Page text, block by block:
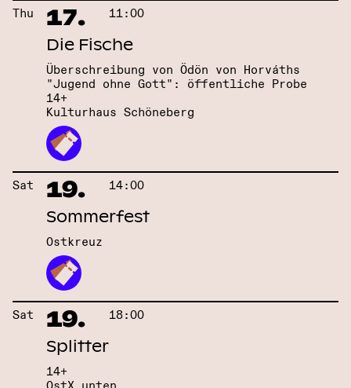
Thu 17. 11:00
Die Fische
Überschreibung von Ödön von Horváths
"Jugend ohne Gott": öffentliche Probe
14+
Kulturhaus Schöneberg
Sat 19. 14:00
Sommerfest
Ostkreuz
Sat 19. 18:00
Splitter
14+